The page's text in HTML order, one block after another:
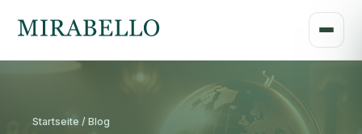
Startseite / Blog